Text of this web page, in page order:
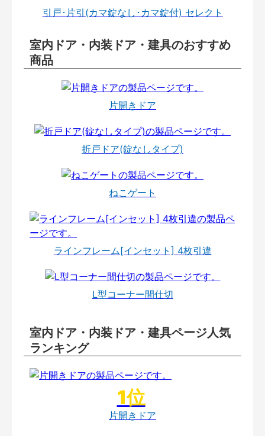
引戸･片引(カマ錠なし･カマ錠付) セレクト
室内ドア・内装ドア・建具のおすすめ
商品
片開きドア
折戸ドア(錠なしタイプ)
ねこゲート
ラインフレーム[インセット] 4枚引違
L型コーナー間仕切
室内ドア・内装ドア・建具ページ人気
ランキング
片開きドア